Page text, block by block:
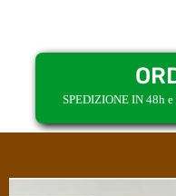
SPEDIZIONE IN 48h